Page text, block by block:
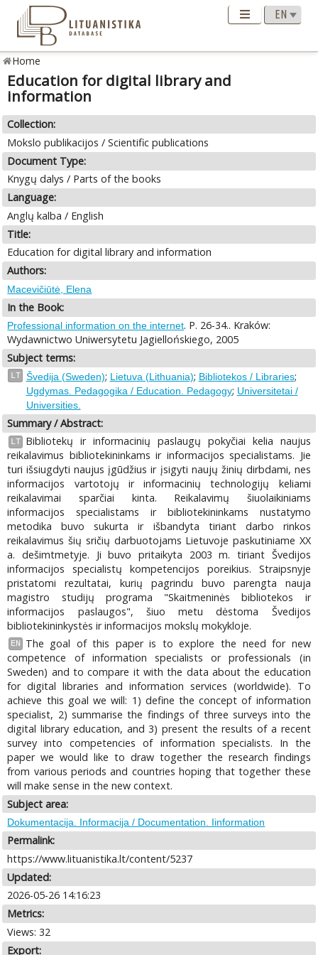
Home
Education for digital library and
information
Collection:
Mokslo publikacijos / Scientific publications
Document Type:
Knygų dalys / Parts of the books
Language:
Anglų kalba / English
Title:
Education for digital library and information
Authors:
Macevičiūtė, Elena
In the Book:
Professional information on the internet. P. 26-34.. Kraków:
Wydawnictwo Uniwersytetu Jagiellońskiego, 2005
Subject terms:
LT Švedija (Sweden); Lietuva (Lithuania); Bibliotekos / Libraries;
Ugdymas. Pedagogika / Education. Pedagogy; Universitetai /
Universities.
Summary / Abstract:
LT
Bibliotekų ir informacinių paslaugų pokyčiai kelia naujus
reikalavimus bibliotekininkams ir informacijos specialistams. Jie
turi išsiugdyti naujus įgūdžius ir įsigyti naujų žinių dirbdami, nes
informacijos vartotojų ir informacinių technologijų keliami
reikalavimai sparčiai kinta. Reikalavimų šiuolaikiniams
informacijos specialistams ir bibliotekininkams nustatymo
metodika buvo sukurta ir išbandyta tiriant darbo rinkos
reikalavimus šių sričių darbuotojams Lietuvoje paskutiniame XX
a. dešimtmetyje. Ji buvo pritaikyta 2003 m. tiriant Švedijos
informacijos specialistų kompetencijos poreikius. Straipsnyje
pristatomi rezultatai, kurių pagrindu buvo parengta nauja
magistro studijų programa "Skaitmeninės bibliotekos ir
informacijos paslaugos", šiuo metu dėstoma Švedijos
bibliotekininkystės ir informacijos mokslų mokykloje.
EN
The goal of this paper is to explore the need for new
competence of information specialists or professionals (in
Sweden) and to compare it with the data about the education
for digital libraries and information services (worldwide). To
achieve this goal we will: 1) define the concept of information
specialist, 2) summarise the findings of three surveys into the
digital library education, and 3) present the results of a recent
survey into competencies of information specialists. In the
paper we would like to draw together the research findings
from various periods and countries hoping that together these
will make sense in the new context.
Subject area:
Dokumentacija. Informacija / Documentation. Iinformation
Permalink:
https://www.lituanistika.lt/content/5237
Updated:
2026-05-26 14:16:23
Metrics:
Views: 32
Export: